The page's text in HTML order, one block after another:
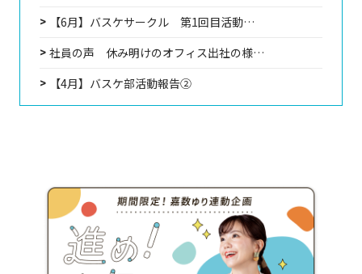
【6月】バスケサークル 第1回目活動…
社員の声 休み明けのオフィス出社の様…
【4月】バスケ部活動報告②